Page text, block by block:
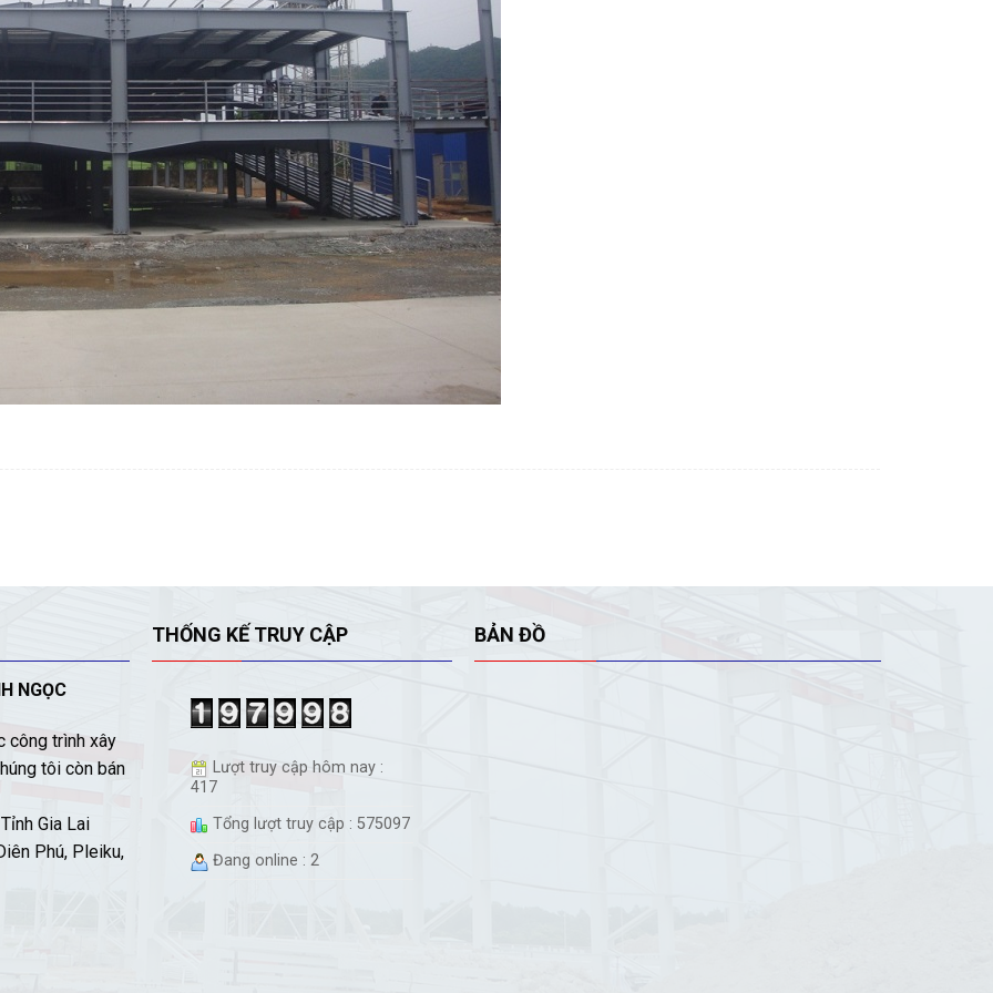
NGỌC
công trình xây
tôi còn bán
Gia Lai
Phú, Pleiku,
THỐNG KẾ TRUY CẬP
Lượt truy cập hôm nay :
417
Tổng lượt truy cập : 575097
Đang online : 2
BẢN ĐỒ